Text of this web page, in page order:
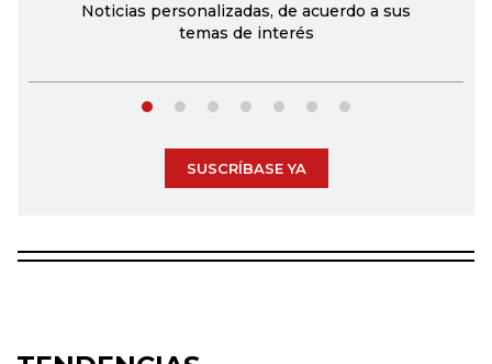
Noticias personalizadas, de acuerdo a sus
temas de interés
SUSCRÍBASE YA